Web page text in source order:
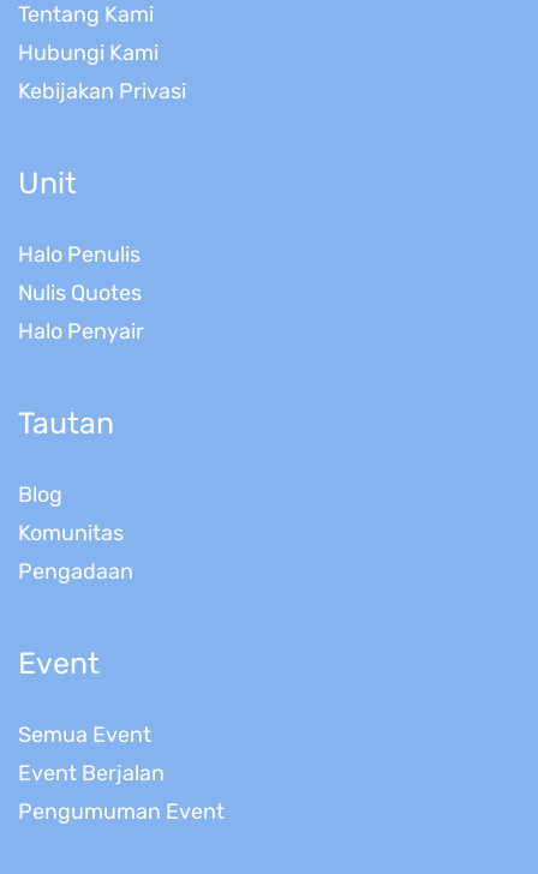
Tentang Kami
Hubungi Kami
Kebijakan Privasi
Unit
Halo Penulis
Nulis Quotes
Halo Penyair
Tautan
Blog
Komunitas
Pengadaan
Event
Semua Event
Event Berjalan
Pengumuman Event